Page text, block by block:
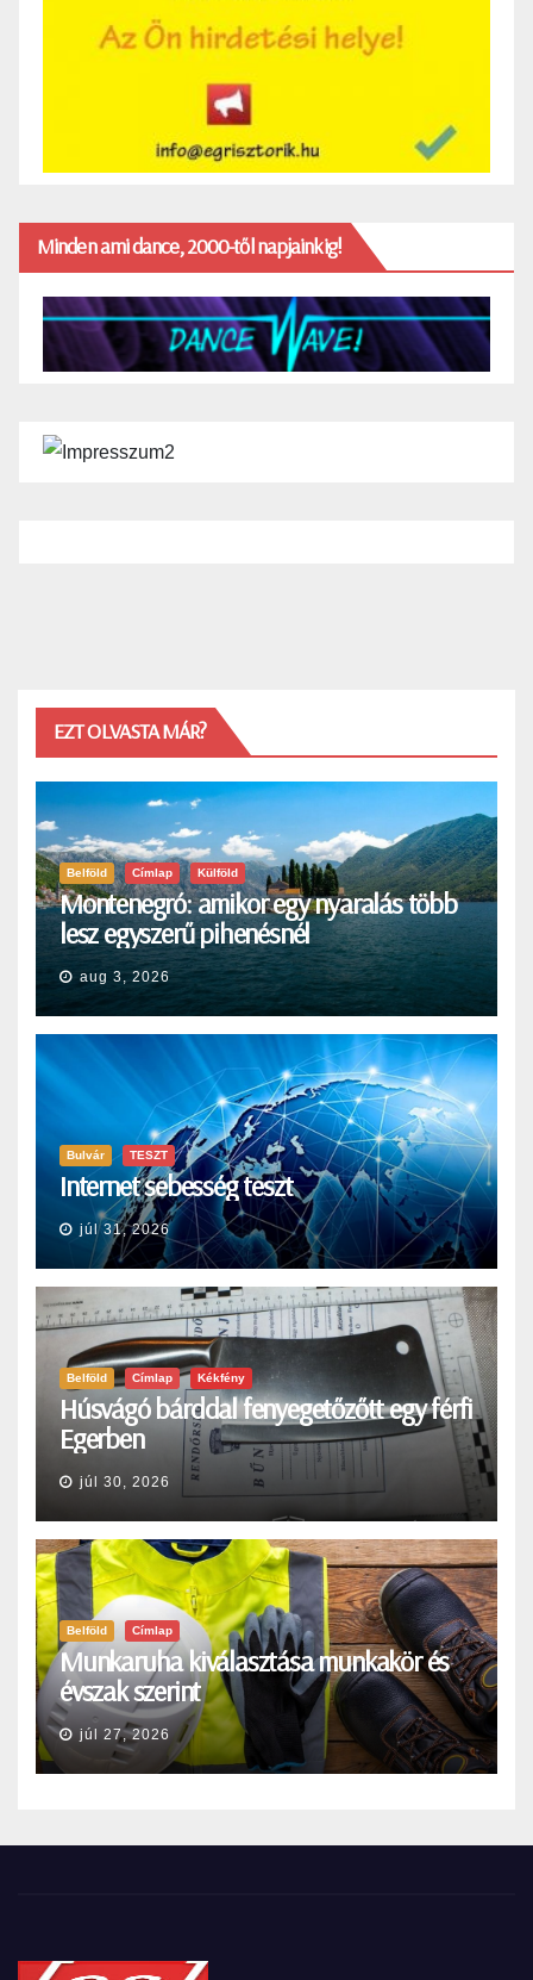
Minden ami dance, 2000-től napjainkig!
EZT OLVASTA MÁR?
Belföld Címlap Külföld
Montenegró: amikor egy nyaralás több
lesz egyszerű pihenésnél
aug 3, 2026
Bulvár TESZT
Internet sebesség teszt
júl 31, 2026
Belföld Címlap Kékfény
Húsvágó bárddal fenyegetőzőtt egy férfi
Egerben
júl 30, 2026
Belföld Címlap
Munkaruha kiválasztása munkakör és
évszak szerint
júl 27, 2026